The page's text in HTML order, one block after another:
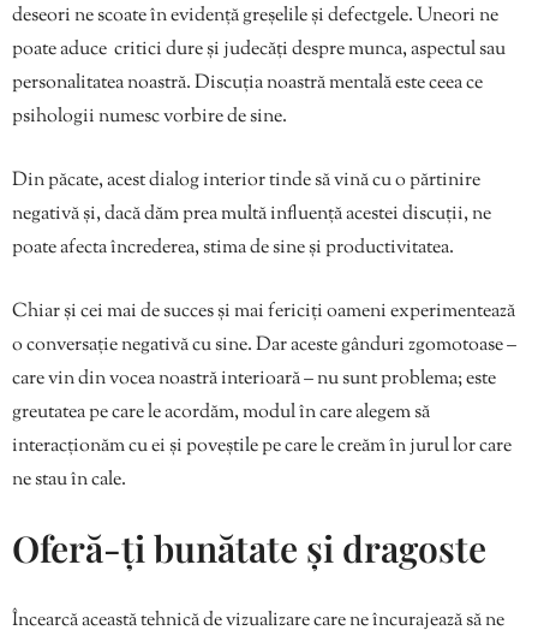
deseori ne scoate în evidență greșelile și defectgele. Uneori ne
poate aduce critici dure și judecăți despre munca, aspectul sau
personalitatea noastră. Discuția noastră mentală este ceea ce
psihologii numesc vorbire de sine.
Din păcate, acest dialog interior tinde să vină cu o părtinire
negativă și, dacă dăm prea multă influență acestei discuții, ne
poate afecta încrederea, stima de sine și productivitatea.
Chiar și cei mai de succes și mai fericiți oameni experimentează
o conversație negativă cu sine. Dar aceste gânduri zgomotoase –
care vin din vocea noastră interioară – nu sunt problema; este
greutatea pe care le acordăm, modul în care alegem să
interacționăm cu ei și poveștile pe care le creăm în jurul lor care
ne stau în cale.
Oferă-ți bunătate și dragoste
Încearcă această tehnică de vizualizare care ne încurajează să ne